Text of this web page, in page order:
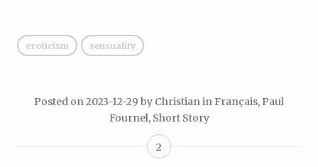
eroticism sensuality
Posted on2023-12-29 by ChristianinFrançais, Paul
Fournel, Short Story
2